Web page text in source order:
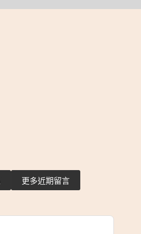
更多近期留言